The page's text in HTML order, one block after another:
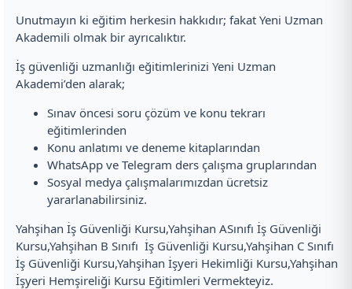
Unutmayın ki eğitim herkesin hakkıdır; fakat Yeni Uzman
Akademili olmak bir ayrıcalıktır.
İş güvenliği uzmanlığı eğitimlerinizi Yeni Uzman
Akademi’den alarak;
Sınav öncesi soru çözüm ve konu tekrarı
eğitimlerinden
Konu anlatımı ve deneme kitaplarından
WhatsApp ve Telegram ders çalışma gruplarından
Sosyal medya çalışmalarımızdan ücretsiz
yararlanabilirsiniz.
Yahşihan İş Güvenliği Kursu,Yahşihan ASınıfı İş Güvenliği
Kursu,Yahşihan B Sınıfı İş Güvenliği Kursu,Yahşihan C Sınıfı
İş Güvenliği Kursu,Yahşihan İşyeri Hekimliği Kursu,Yahşihan
İşyeri Hemşireliği Kursu Eğitimleri Vermekteyiz.